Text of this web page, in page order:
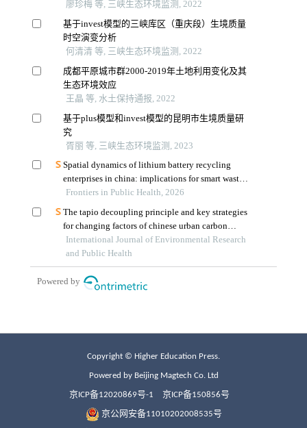
Copyright © Higher Education Press.
Powered by Beijing Magtech Co. Ltd
京ICP备12020869号-1 京ICP备150856号
京公网安备11010202008535号